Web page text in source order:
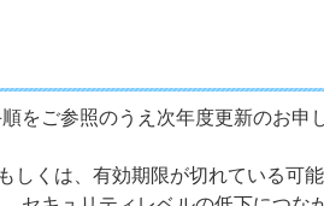
ご参照のうえ次年度更新のお申
くは、有効期限が切れている可能